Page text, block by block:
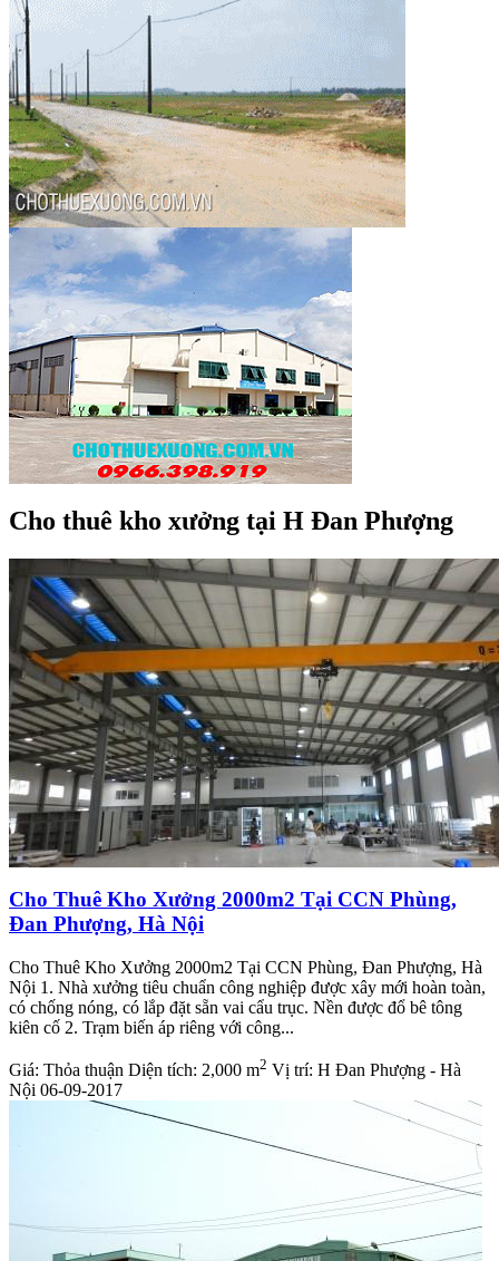
Cho thuê kho xưởng tại H Đan Phượng
Cho Thuê Kho Xưởng 2000m2 Tại CCN Phùng,
Đan Phượng, Hà Nội
Cho Thuê Kho Xưởng 2000m2 Tại CCN Phùng, Đan Phượng, Hà
Nội 1. Nhà xưởng tiêu chuẩn công nghiệp được xây mới hoàn toàn,
có chống nóng, có lắp đặt sẵn vai cẩu trục. Nền được đổ bê tông
kiên cố 2. Trạm biến áp riêng với công...
Giá: Thỏa thuận Diện tích: 2,000 m2 Vị trí: H Đan Phượng - Hà
Nội 06-09-2017